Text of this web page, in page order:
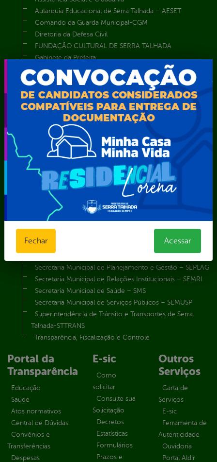
Autarquia Educacional de Serra Talhada – AESET
Comando da Guarda Municipal-CGM
Diretoria da Defesa Civil
FUNDAÇÃO CULTURAL DE SERRA TALHADA
Gabinete da Prefeita
Gabinete do Vice-Prefeito
Instituto de Previdência Própria dos Servidores Públicos do
Município de Serra Talhada-IPPS
Obras e Infraestrutura
Procuradoria Geral do Município
Secretaria de Comunicação Social e Audiovisual
Secretaria de Desenvolvimento Econômico e Turismo
Secretaria de Iluminação Pública e Energia Elétrica
Secretaria Municipal da Mulher – SEMU
Secretaria Municipal de Administração – SAD
Secretaria Municipal de Agricultura e Recursos Hídricos –
SEMARH / Secretaria de Agricultura Familiar – SEMAF
Secretaria Municipal de Educação – SEST
Secretaria Municipal de Esporte e Lazer – SEMEL
Secretaria Municipal de Finanças – SECFIN
Secretaria Municipal de Governo – SEGOV
Secretaria Municipal de Meio Ambiente – SEMA
Secretaria Municipal de Planejamento e Gestão – SEPLAG
Secretaria Municipal de Relações Institucionais – SEMRI
Secretaria Municipal de Saúde – SMS
Secretaria Municipal de Serviços Públicos – SEMUSP
Superintendência de Trânsito e Transportes de Serra
Talhada-STTRANS
Transparência, Fiscalização e Controle
Portal da
Transparência
Educação
Saúde
Atos normativos
Central de Dúvidas
Convênios e
Transferências
Despesas
E-sic
Como
solicitar
Consulte sua
Solicitação
Decretos
Estatísticas
Formulários
Prazos e
Outros
Serviços
Carta de
Serviços
E-sic
Ferramenta de
Autenticidade
Ouvidoria
Portal Aldir
Fechar Acessar